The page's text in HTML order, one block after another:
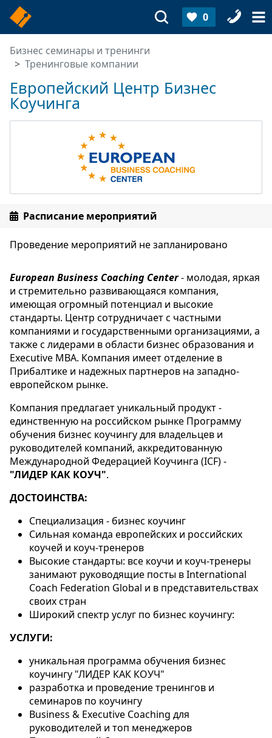
0
Бизнес семинары и тренинги
Тренинговые компании
Европейский Центр Бизнес
Коучинга
Расписание мероприятий
Проведение мероприятий не запланировано
European Business Coaching Center- молодая, яркая
и стремительно развивающаяся компания,
имеющая огромный потенциал и высокие
стандарты. Центр сотрудничает с частными
компаниями и государственными организациями, а
также с лидерами в области бизнес образования и
Executive MBA. Компания имеет отделение в
Прибалтике и надежных партнеров на западно-
европейском рынке.
Компания предлагает уникальный продукт -
единственную на российском рынке Программу
обучения бизнес коучингу для владельцев и
руководителей компаний, аккредитованную
Международной Федерацией Коучинга (ICF) -
"ЛИДЕР КАК КОУЧ".
ДОСТОИНСТВА:
Специализация - бизнес коучинг
Сильная команда европейских и российских
коучей и коуч-тренеров
Высокие стандарты: все коучи и коуч-тренеры
занимают руководящие посты в International
Coach Federation Global и в представительствах
своих стран
Широкий спектр услуг по бизнес коучингу:
УСЛУГИ:
уникальная программа обучения бизнес
коучингу "ЛИДЕР КАК КОУЧ"
разработка и проведение тренингов и
семинаров по коучингу
Business & Executive Coaching для
руководителей и топ менеджеров